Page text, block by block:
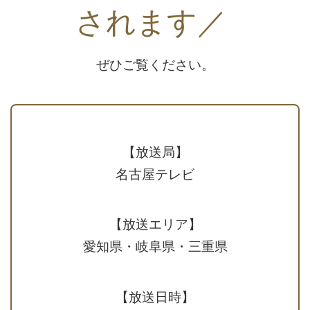
されます ／
ぜひご覧ください。
【放送局】
名古屋テレビ
【放送エリア】
愛知県・岐阜県・三重県
【放送日時】